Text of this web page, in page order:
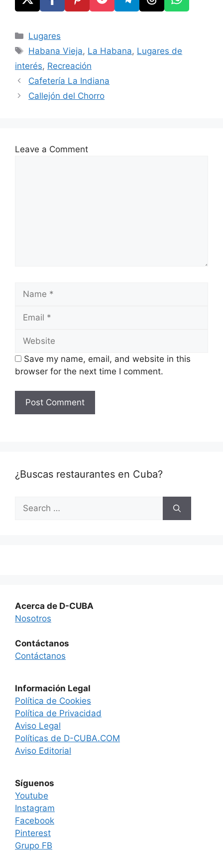
Categories
Lugares
Tags
Habana Vieja, La Habana, Lugares de
interés, Recreación
Cafetería La Indiana
Callejón del Chorro
Leave a Comment
Name
Email
Website
Save my name, email, and website in this
browser for the next time I comment.
¿Buscas restaurantes en Cuba?
Search
for:
Acerca de D-CUBA
Nosotros
Contáctanos
Contáctanos
Información Legal
Política de Cookies
Política de Privacidad
Aviso Legal
Políticas de D-CUBA.COM
Aviso Editorial
Síguenos
Youtube
Instagram
Facebook
Pinterest
Grupo FB